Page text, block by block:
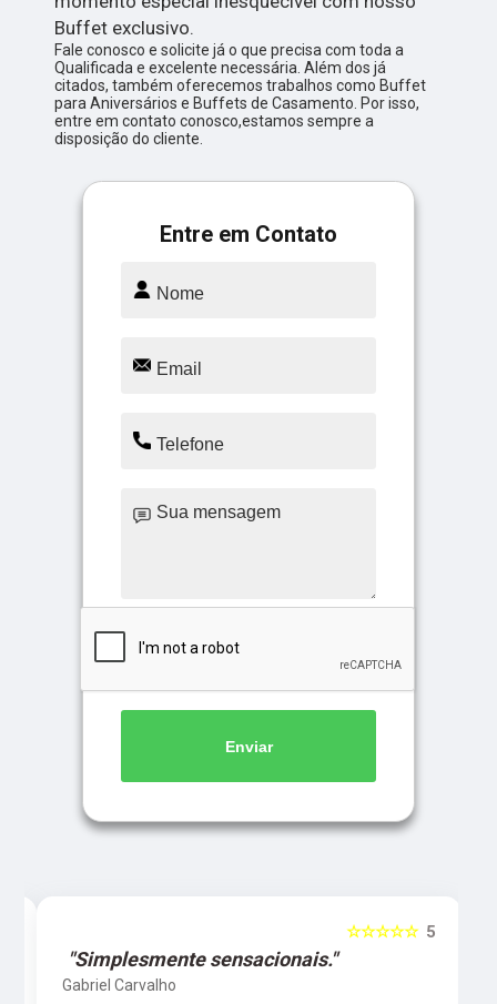
Buffet exclusivo.
Fale conosco e solicite já o que precisa com toda a
Qualificada e excelente necessária. Além dos já
citados, também oferecemos trabalhos como Buffet
para Aniversários e Buffets de Casamento. Por isso,
entre em contato conosco,estamos sempre a
disposição do cliente.
Entre em Contato
Enviar
5
☆☆☆☆☆
"Simplesmente sensacionais."
Gabriel Carvalho